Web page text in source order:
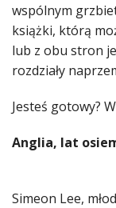
wspólnym
książki, którą
lub z obu stron
rozdziały
Jesteś gotowy?
Anglia, lat
Simeon Lee,